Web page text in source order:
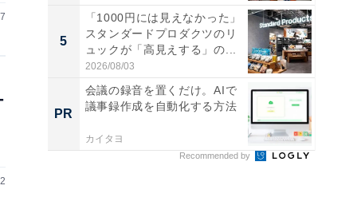
5
「1000円には見えなかった」
スタンダードプロダクツのリ
ュックが「高見えする」の...
2026/08/03
PR
会議の録音を置くだけ。AIで
議事録作成を自動化する方法
カイタヨ
Recommended by